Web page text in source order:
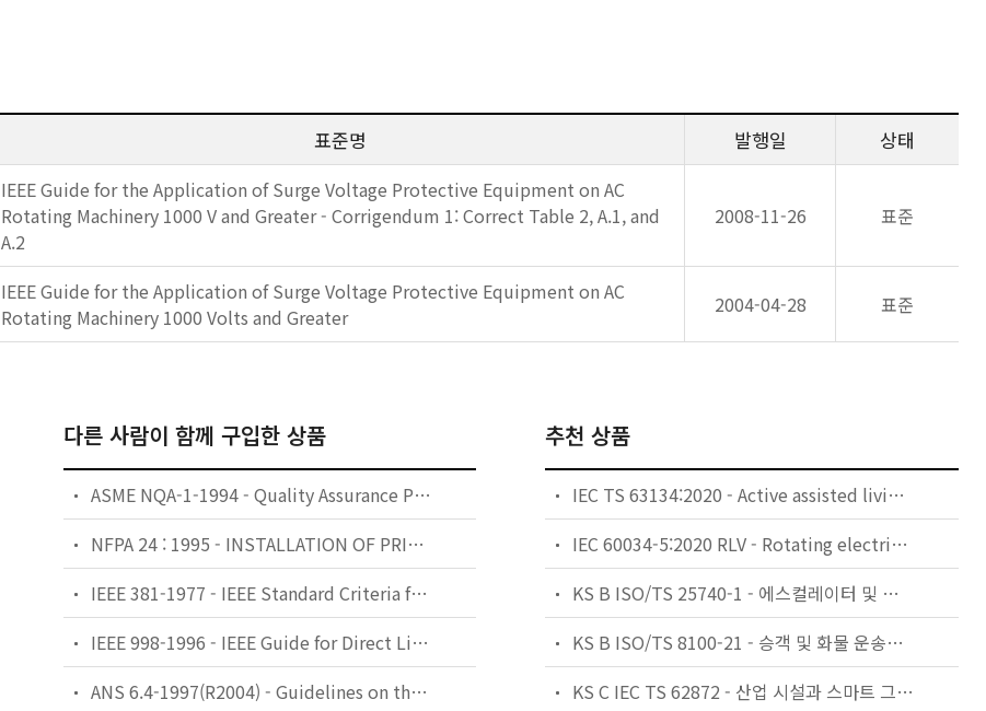
표준명 발행일 상태
IEEE Guide for the Application of Surge Voltage Protective Equipment on AC
Rotating Machinery 1000 V and Greater - Corrigendum 1: Correct Table 2, A.1, and
A.2
2008-11-26 표준
IEEE Guide for the Application of Surge Voltage Protective Equipment on AC
Rotating Machinery 1000 Volts and Greater
2004-04-28 표준
다른 사람이 함께 구입한 상품
ASME NQA-1-1994 - Quality Assurance Program for Nuclear Facilities
NFPA 24 : 1995 - INSTALLATION OF PRIVATE FIRE SERVICE MAINS AND THEIR APPURTENANCES
IEEE 381-1977 - IEEE Standard Criteria for Type Tests of Class 1E Modules Used in Nuclear Power Generating Stations
IEEE 998-1996 - IEEE Guide for Direct Lightning Stroke Shielding of Substations
ANS 6.4-1997(R2004) - Guidelines on the Nuclear Analysis and Design of Concrete Radiation Shielding for Nuclear Power Plants
추천 상품
IEC TS 63134:2020 - Active assisted living (AAL) use cases
IEC 60034-5:2020 RLV - Rotating electrical machines - Part 5: Degrees of protection provided by the integral design of rotating electrical machines (IP code) - Classification
KS B ISO/TS 25740-1 - 에스컬레이터 및 무빙워크에 대한 안전요건 — 제1부: 세계공통 필수 안전요건(GESRs)
KS B ISO/TS 8100-21 - 승객 및 화물 운송용 엘리베이터 —제21부: 세계공통 필수안전요건(GESRs)을 충족하는 세계공통 안전 파라미터(GSPs)
KS C IEC TS 62872 - 산업 시설과 스마트 그리드 사이의 산업 공정 측정, 제어 및 자동화 시스템 인터페이스